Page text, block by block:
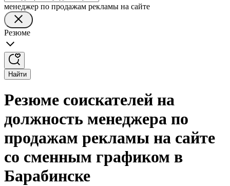
менеджер по продажам рекламы на сайте
Резюме
Найти
Резюме соискателей на
должность менеджера по
продажам рекламы на сайте
со сменным графиком в
Барабинске